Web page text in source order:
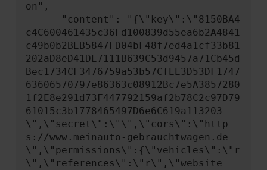
on",
c4C600461435c36Fd100839d55ea6b2A4841
c49b0b2BEB5847FD04bF48f7ed4a1cf33b81
202aD8eD41DE7111B639C53d9457a71Cb45d
Bec1734CF3476759a53b57CfEE3D53DF1747
63606570797e86363c08912Bc7e5A3857280
1f2E8e291d73F447792159af2b78C2c97D79
61015c3b1778465497D6e6C619a113203
\",\"secret\":\"\",\"cors\":\"http
s://www.meinauto-gebrauchtwagen.de
\",\"permissions\":{\"vehicles\":\"r
\",\"references\":\"r\",\"website